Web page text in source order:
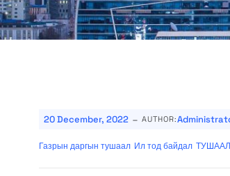
20 December, 2022 - AUTHOR:
Газрын даргын тушаал Ил тод байдал ТУШААЛ